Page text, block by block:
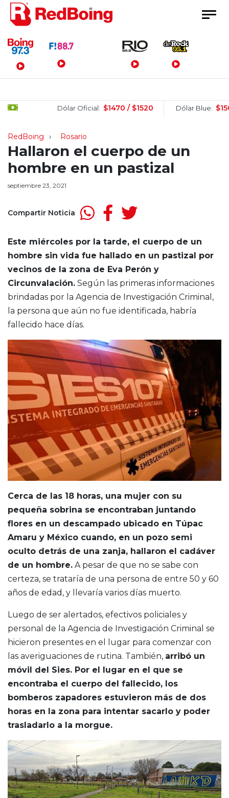
Menú Principal
Dólar Oficial: $1470 / $1520 Dólar Blue: $1505 /
RedBoing Rosario
Hallaron el cuerpo de un
hombre en un pastizal
septiembre 23, 2021
Compartir Noticia
Este miércoles por la tarde, el cuerpo de un
hombre sin vida fue hallado en un pastizal por
vecinos de la zona de Eva Perón y
Circunvalación. Según las primeras informaciones
brindadas por la Agencia de Investigación Criminal,
la persona que aún no fue identificada, habría
fallecido hace días.
Cerca de las 18 horas, una mujer con su
pequeña sobrina se encontraban juntando
flores en un descampado ubicado en Túpac
Amaru y México cuando, en un pozo semi
oculto detrás de una zanja, hallaron el cadáver
de un hombre. A pesar de que no se sabe con
certeza, se trataría de una persona de entre 50 y 60
años de edad, y llevaría varios días muerto.
Luego de ser alertados, efectivos policiales y
personal de la Agencia de Investigación Criminal se
hicieron presentes en el lugar para comenzar con
las averiguaciones de rutina. También, arribó un
móvil del Sies. Por el lugar en el que se
encontraba el cuerpo del fallecido, los
bomberos zapadores estuvieron más de dos
horas en la zona para intentar sacarlo y poder
trasladarlo a la morgue.